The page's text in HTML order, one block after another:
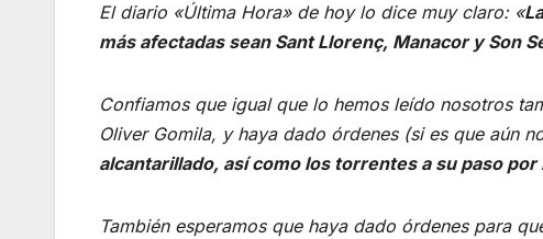
El diario «Última Hora» de hoy lo dice muy claro: «
más afectadas sean Sant Llorenç, Manacor y Son
Confiamos que igual que lo hemos leído nosotros
Oliver Gomila, y haya dado órdenes (si es que aún
alcantarillado, así como los torrentes a su paso
También esperamos que haya dado órdenes para